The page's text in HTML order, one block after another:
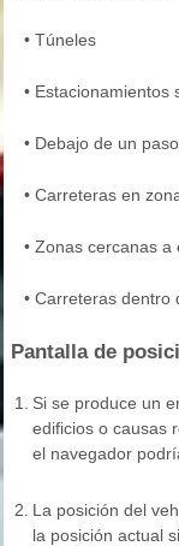
• Túneles
• Estacionamientos
• Debajo de un
• Carreteras en
• Zonas cercanas a
• Carreteras dentro
Pantalla de
1.
Si se produce un
edificios o causas
el navegador
2. La posición del
la posición actual